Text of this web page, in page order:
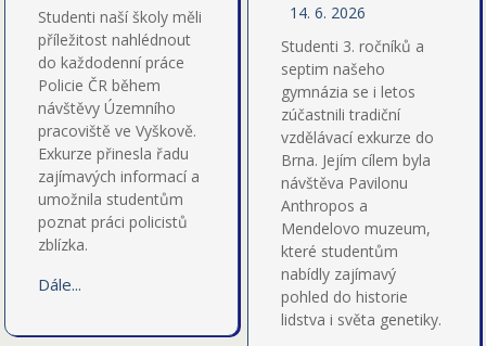
Studenti naší školy měli
příležitost nahlédnout
do každodenní práce
Policie ČR během
návštěvy Územního
pracoviště ve Vyškově.
Exkurze přinesla řadu
zajímavých informací a
umožnila studentům
poznat práci policistů
zblízka.
Dále...
14. 6. 2026
Studenti 3. ročníků a
septim našeho
gymnázia se i letos
zúčastnili tradiční
vzdělávací exkurze do
Brna. Jejím cílem byla
návštěva Pavilonu
Anthropos a
Mendelovo muzeum,
které studentům
nabídly zajímavý
pohled do historie
lidstva i světa genetiky.